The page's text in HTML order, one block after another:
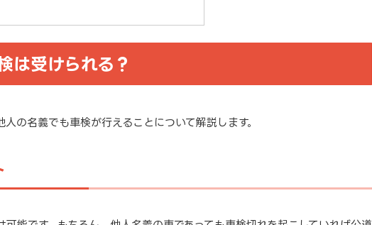
は受けられる？
の名義でも車検が行えることについて解説します。